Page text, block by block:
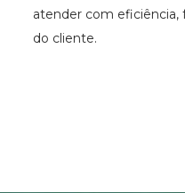
atender com eficiência,
do cliente.